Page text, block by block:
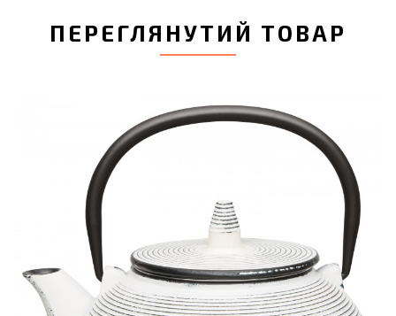
ПЕРЕГЛЯНУТИЙ ТОВАР